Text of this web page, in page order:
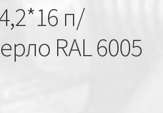
п/
RAL 6005